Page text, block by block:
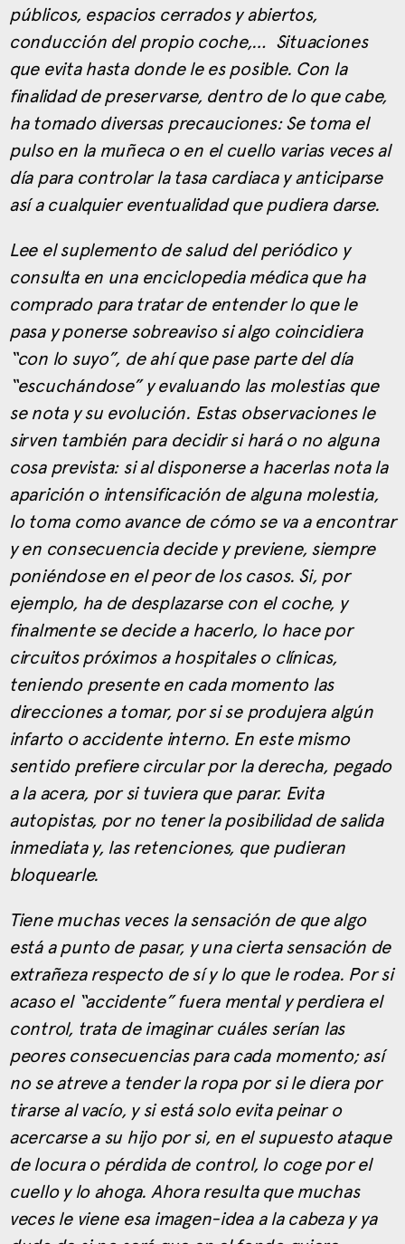
públicos, espacios cerrados y abiertos,
conducción del propio coche,… Situaciones
que evita hasta donde le es posible. Con la
finalidad de preservarse, dentro de lo que cabe,
ha tomado diversas precauciones: Se toma el
pulso en la muñeca o en el cuello varias veces al
día para controlar la tasa cardiaca y anticiparse
así a cualquier eventualidad que pudiera darse.
Lee el suplemento de salud del periódico y
consulta en una enciclopedia médica que ha
comprado para tratar de entender lo que le
pasa y ponerse sobreaviso si algo coincidiera
“con lo suyo”, de ahí que pase parte del día
“escuchándose” y evaluando las molestias que
se nota y su evolución. Estas observaciones le
sirven también para decidir si hará o no alguna
cosa prevista: si al disponerse a hacerlas nota la
aparición o intensificación de alguna molestia,
lo toma como avance de cómo se va a encontrar
y en consecuencia decide y previene, siempre
poniéndose en el peor de los casos. Si, por
ejemplo, ha de desplazarse con el coche, y
finalmente se decide a hacerlo, lo hace por
circuitos próximos a hospitales o clínicas,
teniendo presente en cada momento las
direcciones a tomar, por si se produjera algún
infarto o accidente interno. En este mismo
sentido prefiere circular por la derecha, pegado
a la acera, por si tuviera que parar. Evita
autopistas, por no tener la posibilidad de salida
inmediata y, las retenciones, que pudieran
bloquearle.
Tiene muchas veces la sensación de que algo
está a punto de pasar, y una cierta sensación de
extrañeza respecto de sí y lo que le rodea. Por si
acaso el “accidente” fuera mental y perdiera el
control, trata de imaginar cuáles serían las
peores consecuencias para cada momento; así
no se atreve a tender la ropa por si le diera por
tirarse al vacío, y si está solo evita peinar o
acercarse a su hijo por si, en el supuesto ataque
de locura o pérdida de control, lo coge por el
cuello y lo ahoga. Ahora resulta que muchas
veces le viene esa imagen-idea a la cabeza y ya